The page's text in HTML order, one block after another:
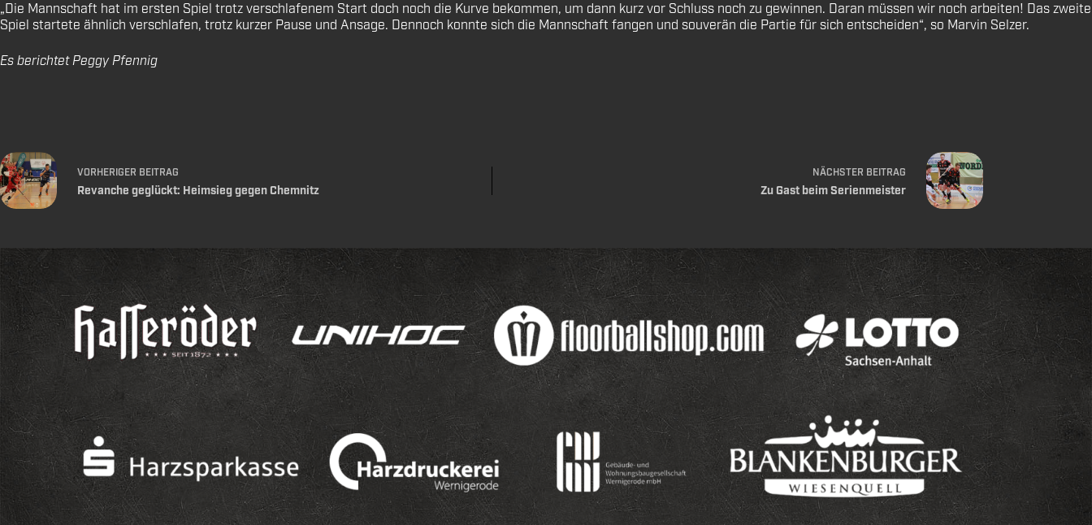
„Die Mannschaft hat im ersten Spiel trotz verschlafenem Start doch noch die Kurve bekommen, um dann kurz vor Schluss noch zu gewinnen. Daran müssen wir noch arbeiten! Das zweite
Spiel startete ähnlich verschlafen, trotz kurzer Pause und Ansage. Dennoch konnte sich die Mannschaft fangen und souverän die Partie für sich entscheiden“, so Marvin Selzer.
Es berichtet Peggy Pfennig
VORHERIGER BEITRAG
Revanche geglückt: Heimsieg gegen Chemnitz
NÄCHSTER BEITRAG
Zu Gast beim Serienmeister